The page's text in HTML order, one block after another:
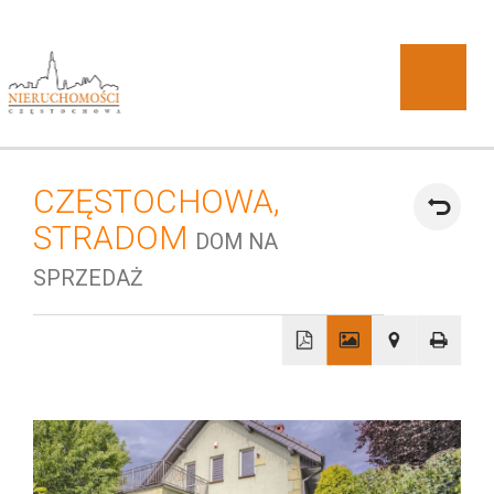
firmie
CZĘSTOCHOWA,
STRADOM DOM NA
SPRZEDAŻ
−